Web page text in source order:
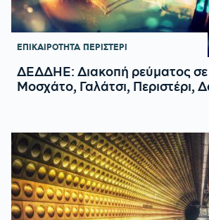
ΕΠΙΚΑΙΡΟΤΗΤΑ ΠΕΡΙΣΤΕΡΙ
ΔΕΔΔΗΕ: Διακοπή ρεύματος
Μοσχάτο, Γαλάτσι, Περιστέρι,